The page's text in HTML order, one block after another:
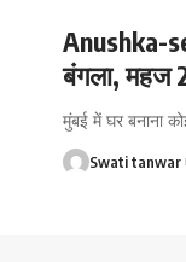
Anushka-
बंगला, महज
मुंबई में घर बनाना
Swati tanwar